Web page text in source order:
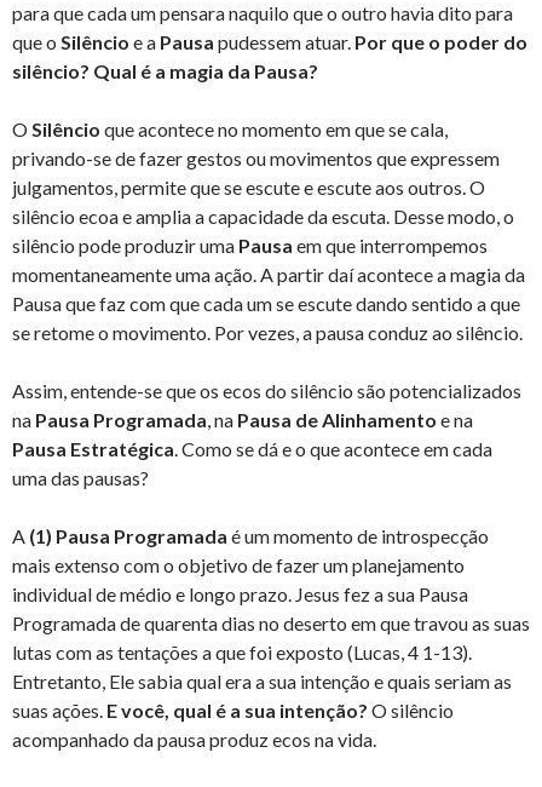
para que cada um pensara naquilo que o outro havia dito para
que o Silêncio e a Pausa pudessem atuar. Por que o poder do
silêncio? Qual é a magia da Pausa?
OSilêncio que acontece no momento em que se cala,
privando-se de fazer gestos ou movimentos que expressem
julgamentos, permite que se escute e escute aos outros. O
silêncio ecoa e amplia a capacidade da escuta. Desse modo, o
silêncio pode produzir uma Pausa em que interrompemos
momentaneamente uma ação. A partir daí acontece a magia da
Pausa que faz com que cada um se escute dando sentido a que
se retome o movimento. Por vezes, a pausa conduz ao silêncio.
Assim, entende-se que os ecos do silêncio são potencializados
na Pausa Programada, na Pausa deAlinhamento e na
Pausa Estratégica. Como se dá e o que acontece em cada
uma das pausas?
A (1) Pausa Programada é um momento de introspecção
mais extenso com o objetivo de fazer um planejamento
individual de médio e longo prazo. Jesus fez a sua Pausa
Programada de quarenta dias no deserto em que travou as suas
lutas com as tentações a que foi exposto (Lucas, 4 1-13).
Entretanto, Ele sabia qual era a sua intenção e quais seriam as
suas ações. E você, qual é a sua intenção? O silêncio
acompanhado da pausa produz ecos na vida.